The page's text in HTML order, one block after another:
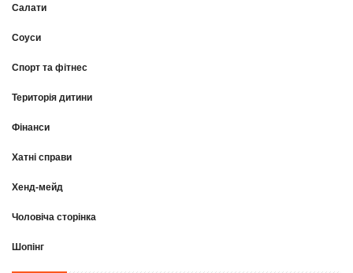
Салати
Соуси
Спорт та фітнес
Територія дитини
Фінанси
Хатні справи
Хенд-мейд
Чоловіча сторінка
Шопінг